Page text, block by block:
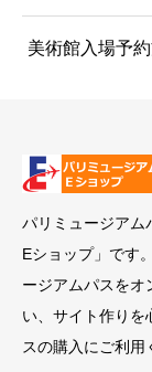
美術館入場予
パリミュージアム
Eショップ」です
ージアムパスをオ
い、サイト作りを
スの購入にご利用